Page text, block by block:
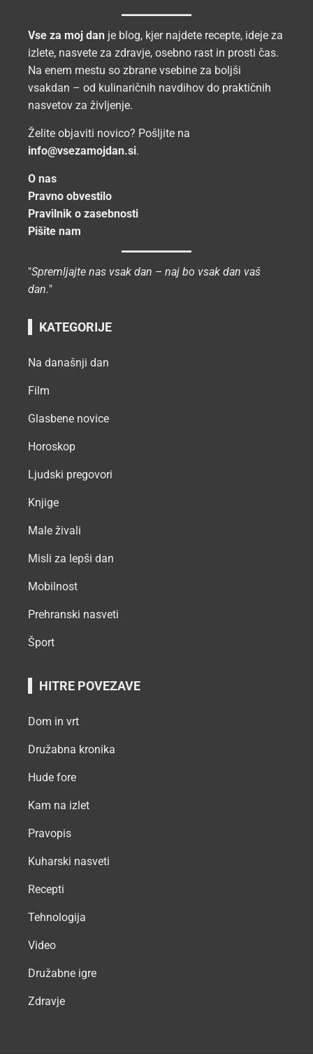
Vse za moj dan je blog, kjer najdete recepte, ideje za
izlete, nasvete za zdravje, osebno rast in prosti čas.
Na enem mestu so zbrane vsebine za boljši
vsakdan – od kulinaričnih navdihov do praktičnih
nasvetov za življenje.
Želite objaviti novico? Pošljite na
info@vsezamojdan.si.
O nas
Pravno obvestilo
Pravilnik o zasebnosti
Pišite nam
"Spremljajte nas vsak dan – naj bo vsak dan vaš
dan."
KATEGORIJE
Na današnji dan
Film
Glasbene novice
Horoskop
Ljudski pregovori
Knjige
Male živali
Misli za lepši dan
Mobilnost
Prehranski nasveti
Šport
HITRE POVEZAVE
Dom in vrt
Družabna kronika
Hude fore
Kam na izlet
Pravopis
Kuharski nasveti
Recepti
Tehnologija
Video
Družabne igre
Zdravje